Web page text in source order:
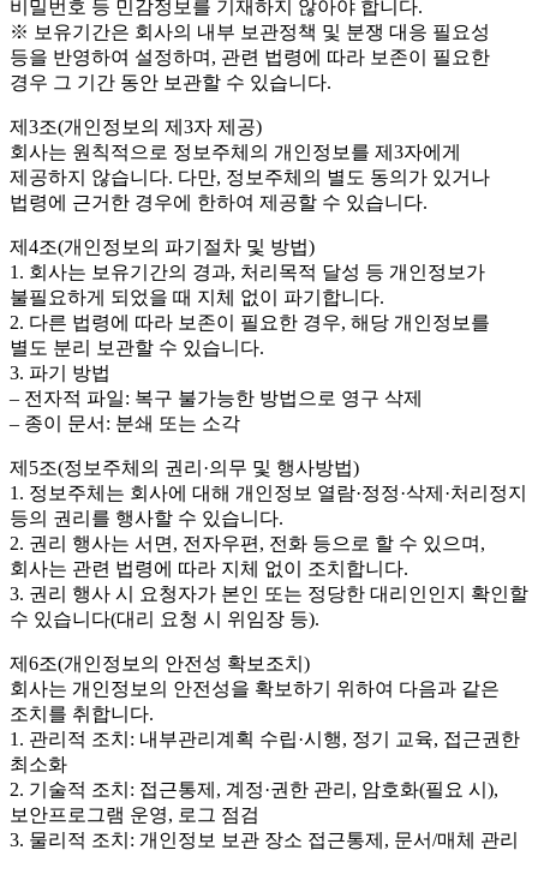
비밀번호 등 민감정보를 기재하지 않아야 합니다.
※ 보유기간은 회사의 내부 보관정책 및 분쟁 대응 필요성
등을 반영하여 설정하며, 관련 법령에 따라 보존이 필요한
경우 그 기간 동안 보관할 수 있습니다.
제3조(개인정보의 제3자 제공)
회사는 원칙적으로 정보주체의 개인정보를 제3자에게
제공하지 않습니다. 다만, 정보주체의 별도 동의가 있거나
법령에 근거한 경우에 한하여 제공할 수 있습니다.
제4조(개인정보의 파기절차 및 방법)
1. 회사는 보유기간의 경과, 처리목적 달성 등 개인정보가
불필요하게 되었을 때 지체 없이 파기합니다.
2. 다른 법령에 따라 보존이 필요한 경우, 해당 개인정보를
별도 분리 보관할 수 있습니다.
3. 파기 방법
– 전자적 파일: 복구 불가능한 방법으로 영구 삭제
– 종이 문서: 분쇄 또는 소각
제5조(정보주체의 권리·의무 및 행사방법)
1. 정보주체는 회사에 대해 개인정보 열람·정정·삭제·처리정지
등의 권리를 행사할 수 있습니다.
2. 권리 행사는 서면, 전자우편, 전화 등으로 할 수 있으며,
회사는 관련 법령에 따라 지체 없이 조치합니다.
3. 권리 행사 시 요청자가 본인 또는 정당한 대리인인지 확인할
수 있습니다(대리 요청 시 위임장 등).
제6조(개인정보의 안전성 확보조치)
회사는 개인정보의 안전성을 확보하기 위하여 다음과 같은
조치를 취합니다.
1. 관리적 조치: 내부관리계획 수립·시행, 정기 교육, 접근권한
최소화
2. 기술적 조치: 접근통제, 계정·권한 관리, 암호화(필요 시),
보안프로그램 운영, 로그 점검
3. 물리적 조치: 개인정보 보관 장소 접근통제, 문서/매체 관리